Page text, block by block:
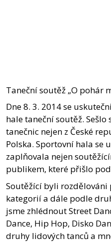
Taneční soutěž „O pohár
Dne 8. 3. 2014 se
hale taneční soutěž. Sešlo
tanečnic nejen z České
Polska. Sportovní hala se
zaplňovala nejen
publikem, které přišlo
Soutěžící byli rozdělováni
kategorií a dále podle
jsme zhlédnout Street
Dance, Hip Hop, Disko
druhy lidových tanců a